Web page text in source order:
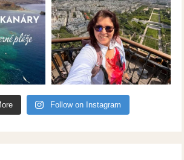
Follow on Instagram